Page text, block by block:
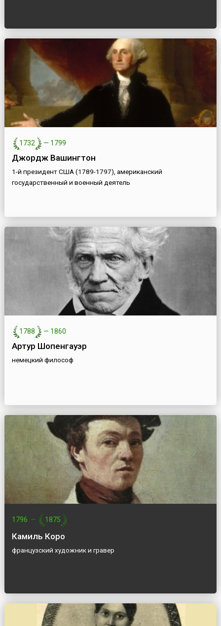
1732 — 1799
Джордж Вашингтон
1-й президент США (1789-1797), американский
государственный и военный деятель
1788 — 1860
Артур Шопенгауэр
немецкий философ
1796 — 1875
Камиль Коро
французский художник и гравер